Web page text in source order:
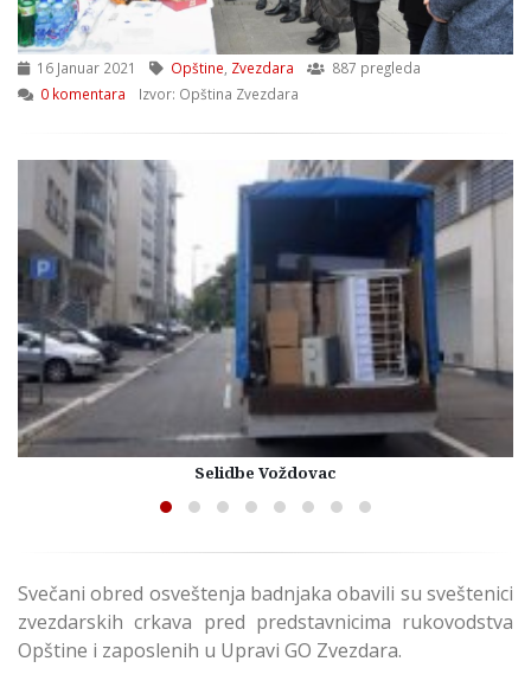
16 Januar 2021 Opštine Zvezdara
887 pregleda
0 komentara
Izvor: Opština Zvezdara
Selidbe Voždovac
Svečani obred osveštenja badnjaka obavili su sveštenici
zvezdarskih crkava pred predstavnicima rukovodstva
Opštine i zaposlenih u Upravi GO Zvezdara.